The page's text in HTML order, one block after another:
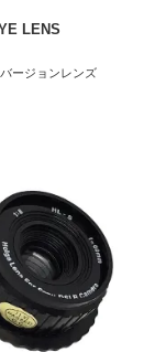
LENS
ージョンレンズ